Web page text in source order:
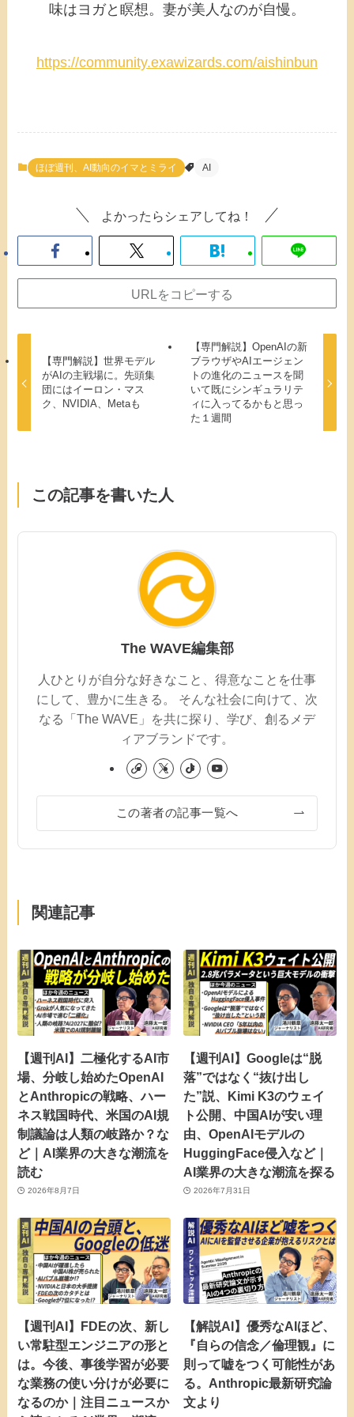
味はヨガと瞑想。妻が美人なのが自慢。
https://community.exawizards.com/aishinbun
ほぼ週刊、AI動向のイマとミライ AI
よかったらシェアしてね！
URLをコピーする
【専門解説】世界モデル
がAIの主戦場に。先頭集
団にはイーロン・マス
ク、NVIDIA、Metaも
【専門解説】OpenAIの新
ブラウザやAIエージェン
トの進化のニュースを聞
いて既にシンギュラリテ
ィに入ってるかもと思っ
た１週間
この記事を書いた人
The WAVE編集部
人ひとりが自分な好きなこと、得意なことを仕事
にして、豊かに生きる。 そんな社会に向けて、次
なる「The WAVE」を共に探り、学び、創るメデ
ィアブランドです。
この著者の記事一覧へ
関連記事
【週刊AI】二極化するAI市
場、分岐し始めたOpenAI
とAnthropicの戦略、ハー
ネス戦国時代、米国のAI規
制議論は人類の岐路か？な
ど｜AI業界の大きな潮流を
読む
2026年8月7日
【週刊AI】Googleは“脱
落”ではなく“抜け出し
た”説、Kimi K3のウェイ
ト公開、中国AIが安い理
由、OpenAIモデルの
HuggingFace侵入など｜
AI業界の大きな潮流を探る
2026年7月31日
【週刊AI】FDEの次、新し
い常駐型エンジニアの形と
は。今後、事後学習が必要
な業務の使い分けが必要に
なるのか｜注目ニュースか
【解説AI】優秀なAIほど、
『自らの信念／倫理観』に
則って嘘をつく可能性があ
る。Anthropic最新研究論
文より